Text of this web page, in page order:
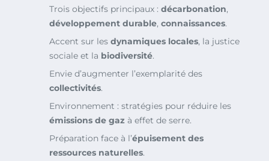
Trois objectifs principaux : décarbonation,
développement durable, connaissances.
Accent sur les dynamiques locales, la justice
sociale et la biodiversité.
Envie d’augmenter l’exemplarité des
collectivités.
Environnement : stratégies pour réduire les
émissions de gaz à effet de serre.
Préparation face à l’épuisement des
ressources naturelles.